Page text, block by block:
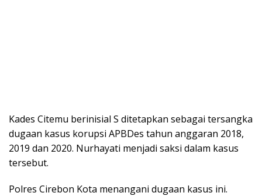
Kades Citemu berinisial S ditetapkan sebagai tersangka
dugaan kasus korupsi APBDes tahun anggaran 2018,
2019 dan 2020. Nurhayati menjadi saksi dalam kasus
tersebut.
Polres Cirebon Kota menangani dugaan kasus ini.